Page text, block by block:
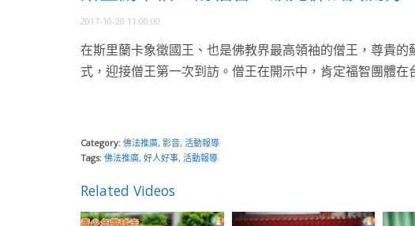
2017-10-20 11:00:00
在斯里蘭卡象徵國王、也是佛教界最高領袖的僧王，尊貴
式，迎接僧王第一次到訪。僧王在開示中，肯定福智團體在
Category: 佛法推廣, 影音, 活動報導
Tags: 佛法推廣, 好人好事, 活動報導
Related Videos